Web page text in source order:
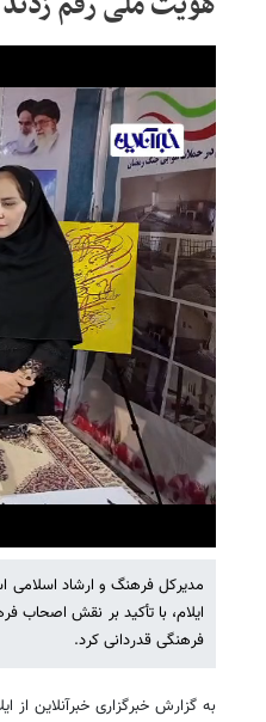
Settings
ایلام، با تأکید بر نقش اصحاب
فرهنگی قدردانی کرد.
به گزارش خبرگزاری خبرآنلاین